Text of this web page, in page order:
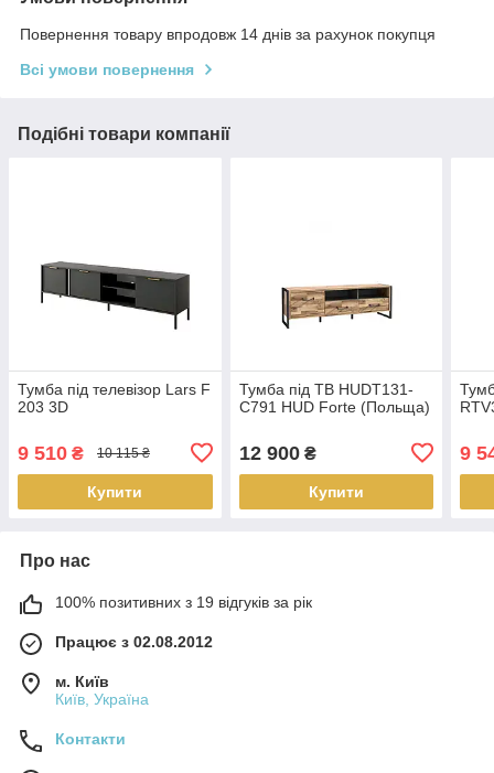
Повернення товару впродовж 14 днів за рахунок покупця
Всі умови повернення
Подібні товари компанії
Тумба під телевізор Lars F
203 3D
9 510 ₴ 10 115 ₴
Купити
Тумба під ТВ HUDT131-
C791 HUD Forte (Польща)
12 900₴
Купити
9
Про нас
100% позитивних з 19 відгуків за рік
Працює з 02.08.2012
м. Київ
Київ, Україна
Контакти